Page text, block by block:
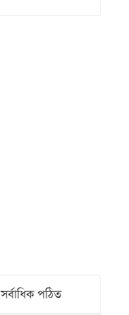
সর্বাধিক পঠিত